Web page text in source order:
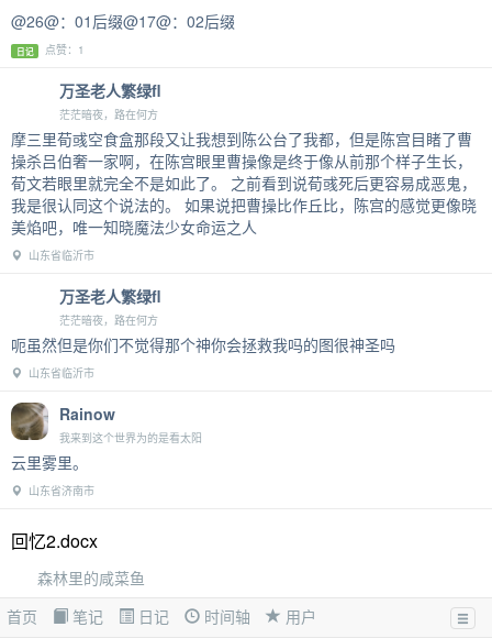
首页 笔记 日记 时间轴 用户
@26@：01后缀@17@：02后缀
日记 点赞：1
万圣老人繁绿fl
茫茫暗夜，路在何方
摩三里荀彧空食盒那段又让我想到陈公台了我都，但是陈宫目睹了曹
操杀吕伯奢一家啊，在陈宫眼里曹操像是终于像从前那个样子生长，
荀文若眼里就完全不是如此了。 之前看到说荀彧死后更容易成恶鬼，
我是很认同这个说法的。 如果说把曹操比作丘比，陈宫的感觉更像晓
美焰吧，唯一知晓魔法少女命运之人
山东省临沂市
万圣老人繁绿fl
茫茫暗夜，路在何方
呃虽然但是你们不觉得那个神你会拯救我吗的图很神圣吗
山东省临沂市
Rainow
我来到这个世界为的是看太阳
云里雾里。
山东省济南市
回忆2.docx
森林里的咸菜鱼
经常发生的，偶尔一些小事情会激起无限的回忆。多半是让我感觉压
力很大的往事（大部分是和老师、实习单位经理交流时的回忆，还有